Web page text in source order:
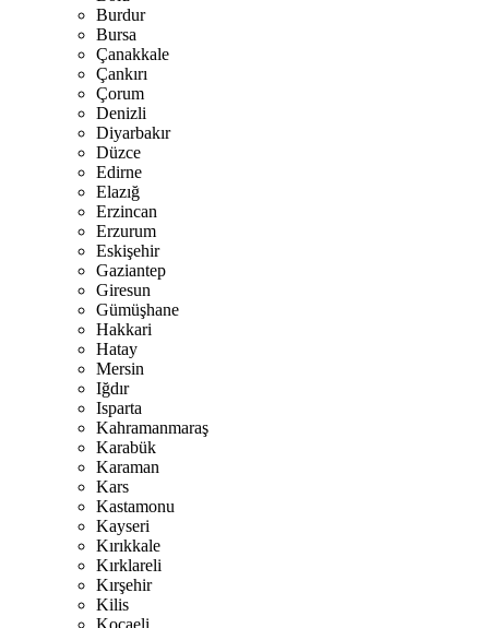
Burdur
Bursa
Çanakkale
Çankırı
Çorum
Denizli
Diyarbakır
Düzce
Edirne
Elazığ
Erzincan
Erzurum
Eskişehir
Gaziantep
Giresun
Gümüşhane
Hakkari
Hatay
Mersin
Iğdır
Isparta
Kahramanmaraş
Karabük
Karaman
Kars
Kastamonu
Kayseri
Kırıkkale
Kırklareli
Kırşehir
Kilis
Kocaeli